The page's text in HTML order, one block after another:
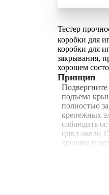
Тестер
коробки для
коробки для
закрывания,
хорошем
Принцип
подъема
полностью
крепежных
соблюдать
цикл около
крышку и